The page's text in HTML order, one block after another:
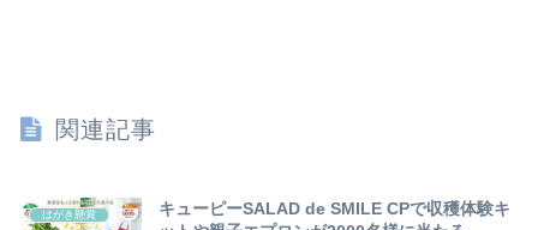
関連記事
はがき懸賞
キューピーSALAD de SMILE CPで収穫体験キ